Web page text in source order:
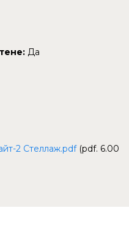
Да
2 Стеллаж.pdf (pdf. 6.00